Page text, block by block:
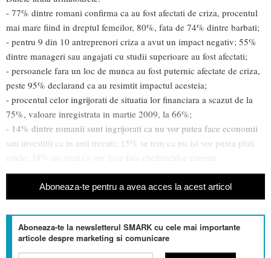
- 77% dintre romani confirma ca au fost afectati de criza, procentul
mai mare fiind in dreptul femeilor, 80%, fata de 74% dintre barbati;
- pentru 9 din 10 antreprenori criza a avut un impact negativ; 55%
dintre manageri sau angajati cu studii superioare au fost afectati;
- persoanele fara un loc de munca au fost puternic afectate de criza,
peste 95% declarand ca au resimtit impactul acesteia;
- procentul celor ingrijorati de situatia lor financiara a scazut de la
75%, valoare inregistrata in martie 2009, la 66%;
- 14% dintre romanii sunt ingrijorati ca nu vor putea face economii
sau investitii ca in anii trecuti; 15% se tem ca nu isi vor putea plati
ratele; 38% nu cred ca vor face fata cheltuielilor curente.
Aboneaza-te pentru a avea acces la acest articol
Aboneaza-te la newsletterul SMARK cu cele mai importante
articole despre marketing si comunicare